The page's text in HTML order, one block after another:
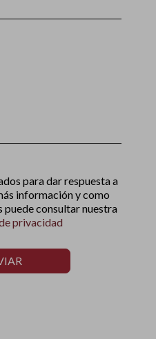
para dar respuesta a
información y como
puede consultar nuestra
privacidad